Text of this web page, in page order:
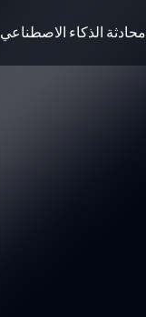
محادثة الذكاء الاصطناعي